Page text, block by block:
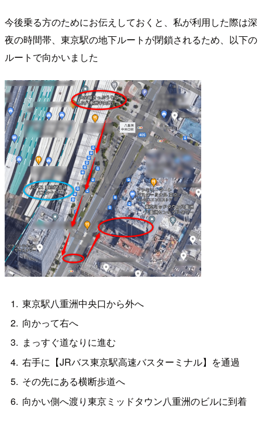
今後乗る方のためにお伝えしておくと、私が利用した際は深
夜の時間帯、東京駅の地下ルートが閉鎖されるため、以下の
ルートで向かいました
東京駅八重洲中央口から外へ
向かって右へ
まっすぐ道なりに進む
右手に【JRバス東京駅高速バスターミナル】を通過
その先にある横断歩道へ
向かい側へ渡り東京ミッドタウン八重洲のビルに到着